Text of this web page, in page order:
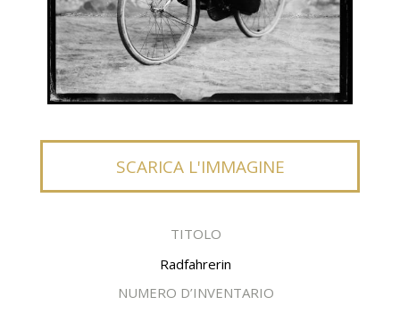
SCARICA L'IMMAGINE
TITOLO
Radfahrerin
NUMERO D’INVENTARIO